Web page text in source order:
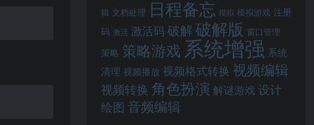
辑 文档处理 日程备忘 模拟 模拟游戏 注册
码 激活 激活码 破解 破解版 窗口管理
策略 策略游戏 系统增强 系统
清理 视频播放 视频格式转换 视频编辑
视频转换 角色扮演 解谜游戏 设计
绘图 音频编辑